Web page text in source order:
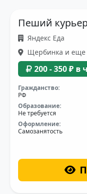
Пеший
Яндекс Еда
Щербинка и еще
200 - 350 ₽ в
Гражданство:
РФ
Образование:
Не требуется
Оформление:
Самозанятость